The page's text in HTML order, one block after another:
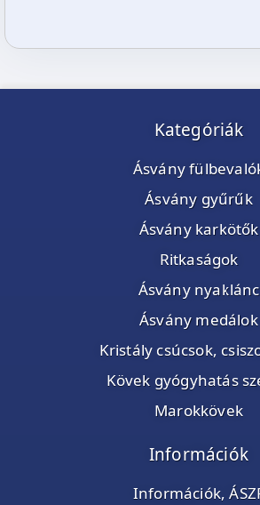
Kategóriák
Ásvány
Ásvány gyűrűk
Ásvány karkötők
Ritkaságok
Ásvány nyaklánc
Ásvány medálok
Kristály csúcsok,
Kövek gyógyhatás
Marokkövek
Információk
Információk,